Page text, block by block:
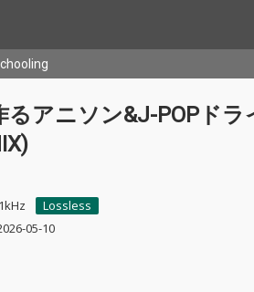
るアニソン&J-POPドラ
Lossless
05-10